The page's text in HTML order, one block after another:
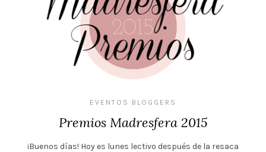
EVENTOS BLOGGERS
Premios Madresfera 2015
¡Buenos días! Hoy es lunes lectivo después de la resaca